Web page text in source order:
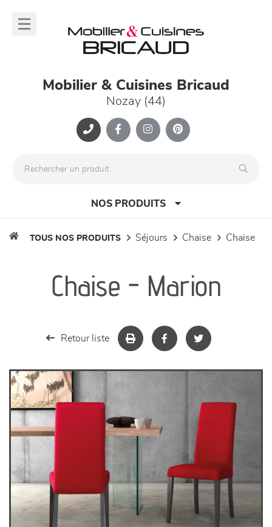
Mobilier & Cuisines Bricaud
Nozay (44)
NOS PRODUITS
séjours
meubles de complément
literie
décoration
TOUS NOS PRODUITS séjours chaise chaise
Chaise - Marion
Retour liste